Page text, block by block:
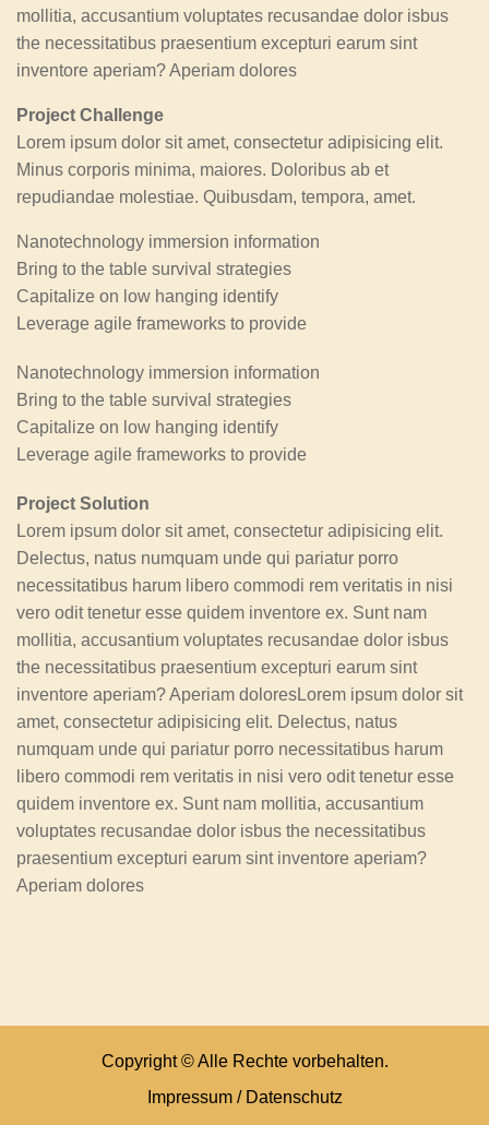
mollitia, accusantium voluptates recusandae dolor isbus
the necessitatibus praesentium excepturi earum sint
inventore aperiam? Aperiam dolores
Project Challenge
Lorem ipsum dolor sit amet, consectetur adipisicing elit.
Minus corporis minima, maiores. Doloribus ab et
repudiandae molestiae. Quibusdam, tempora, amet.
Nanotechnology immersion information
Bring to the table survival strategies
Capitalize on low hanging identify
Leverage agile frameworks to provide
Nanotechnology immersion information
Bring to the table survival strategies
Capitalize on low hanging identify
Leverage agile frameworks to provide
Project Solution
Lorem ipsum dolor sit amet, consectetur adipisicing elit.
Delectus, natus numquam unde qui pariatur porro
necessitatibus harum libero commodi rem veritatis in nisi
vero odit tenetur esse quidem inventore ex. Sunt nam
mollitia, accusantium voluptates recusandae dolor isbus
the necessitatibus praesentium excepturi earum sint
inventore aperiam? Aperiam doloresLorem ipsum dolor sit
amet, consectetur adipisicing elit. Delectus, natus
numquam unde qui pariatur porro necessitatibus harum
libero commodi rem veritatis in nisi vero odit tenetur esse
quidem inventore ex. Sunt nam mollitia, accusantium
voluptates recusandae dolor isbus the necessitatibus
praesentium excepturi earum sint inventore aperiam?
Aperiam dolores
Copyright © Alle Rechte vorbehalten.
Impressum/ Datenschutz